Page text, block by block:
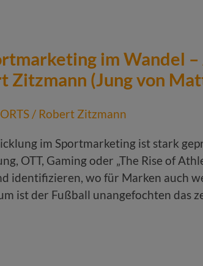
im Wandel
Zitzmann (Jung von
im Sportmarketing ist stark
OTT, Gaming oder „The Rise of
identifizieren, wo für Marken auch
ist der Fußball unangefochten das